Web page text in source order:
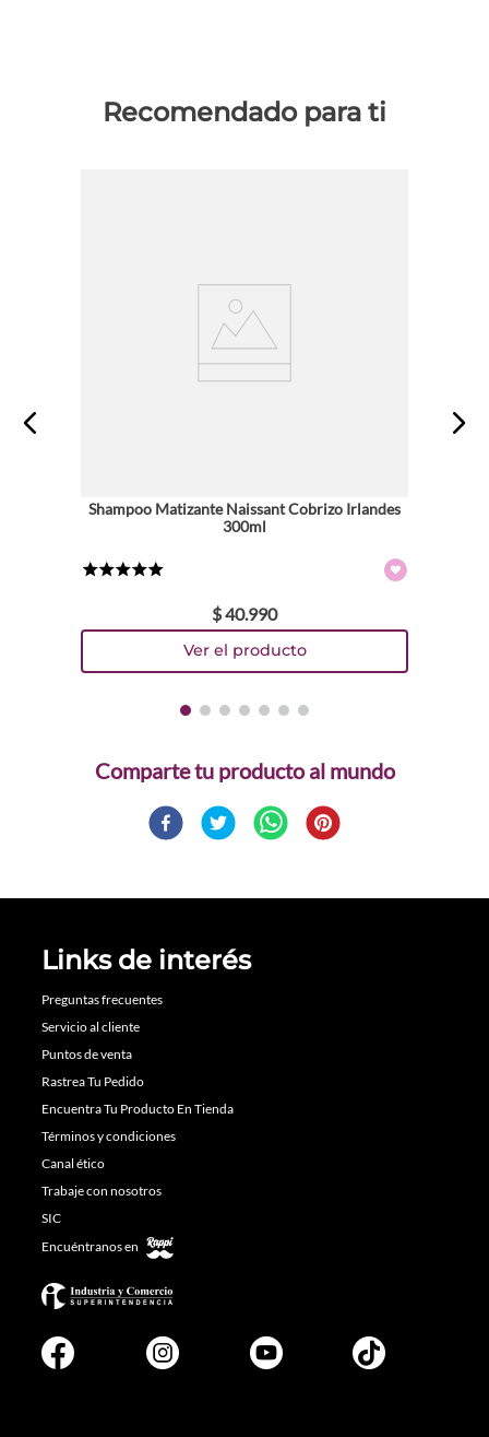
Recomendado para ti
Shampoo Matizante Naissant Cobrizo Irlandes
300ml
$40.990
Comparte
Links de interés
Preguntas frecuentes
Servicio al cliente
Puntos de venta
Rastrea Tu Pedido
Encuentra Tu Producto En Tienda
Términos y condiciones
Canal ético
Trabaje con nosotros
SIC
Encuéntranos en